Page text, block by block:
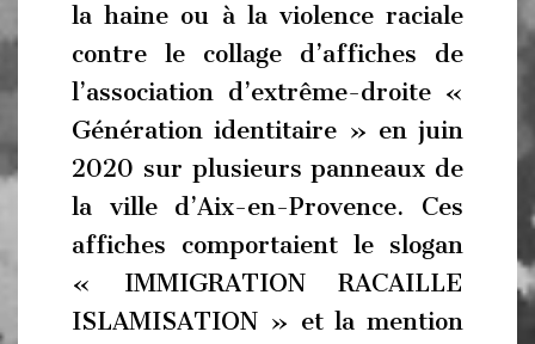
la haine ou à la violence raciale
contre le collage d’affiches de
l’association d’extrême-droite «
Génération identitaire » en juin
2020 sur plusieurs panneaux de
la ville d’Aix-en-Provence. Ces
affiches comportaient le slogan
« IMMIGRATION RACAILLE
ISLAMISATION » et la mention